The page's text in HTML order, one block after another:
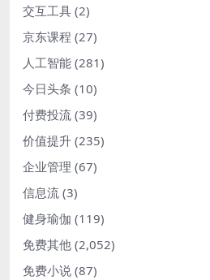
交互工具 (2)
京东课程 (27)
人工智能 (281)
今日头条 (10)
付费投流 (39)
价值提升 (235)
企业管理 (67)
信息流 (3)
健身瑜伽 (119)
免费其他 (2,052)
免费小说 (87)